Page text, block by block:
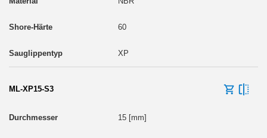
60
XP
ML-XP15-S3
15 [mm]